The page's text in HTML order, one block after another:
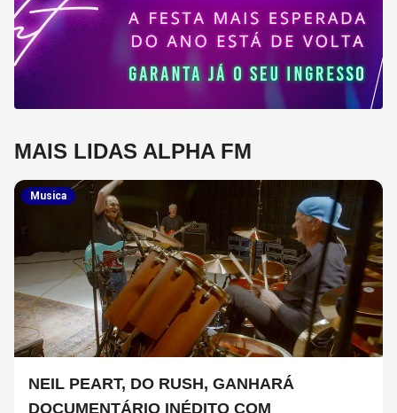
MAIS LIDAS ALPHA FM
Musica
NEIL PEART, DO RUSH, GANHARÁ
DOCUMENTÁRIO INÉDITO COM